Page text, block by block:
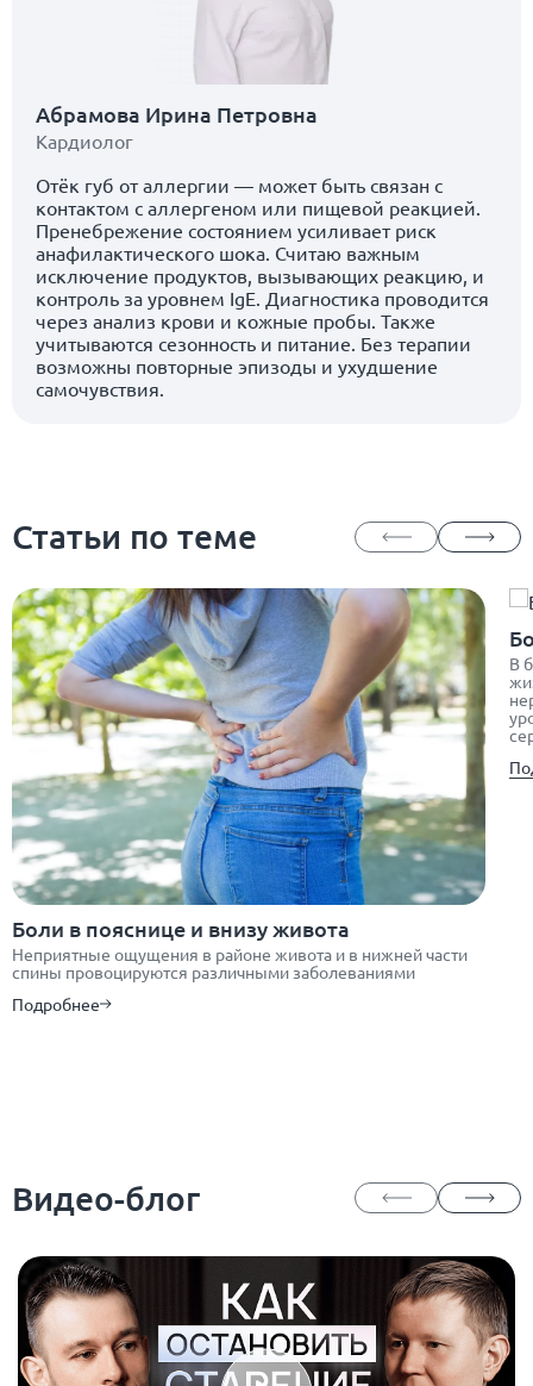
Абрамова Ирина Петровна
Кардиолог
Отёк губ от аллергии — может быть связан с
контактом с аллергеном или пищевой реакцией.
Пренебрежение состоянием усиливает риск
анафилактического шока. Считаю важным
исключение продуктов, вызывающих реакцию, и
контроль за уровнем IgE. Диагностика проводится
через анализ крови и кожные пробы. Также
учитываются сезонность и питание. Без терапии
возможны повторные эпизоды и ухудшение
самочувствия.
Статьи по теме
Боли в пояснице и внизу живота
Неприятные ощущения в районе живота и в нижней части
спины провоцируются различными заболеваниями
Подробнее
В
Видео-блог